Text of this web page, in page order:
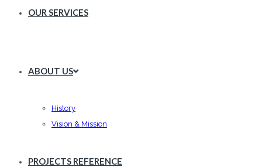
OUR SERVICES
ABOUT US
History
Vision & Mission
PROJECTS REFERENCE